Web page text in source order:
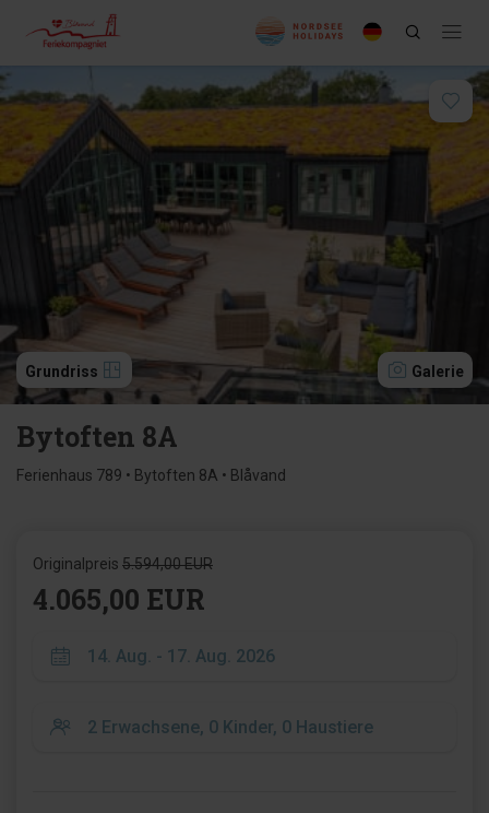
Grundriss Galerie
Bytoften 8A
Ferienhaus 789 • Bytoften 8A • Blåvand
Originalpreis 5.594,00 EUR
4.065,00 EUR